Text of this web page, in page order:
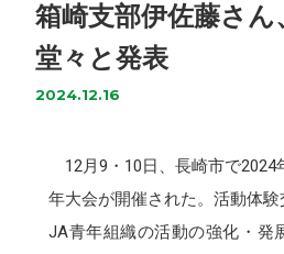
箱崎支部伊佐藤さ
堂々と発表
2024.12.16
12月9・10日、長崎市で2024
年大会が開催された。活動体験
JA青年組織の活動の強化・発